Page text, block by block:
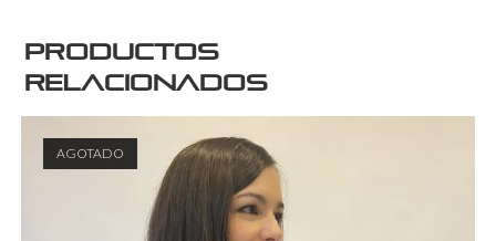
Productos
relacionados
AGOTADO